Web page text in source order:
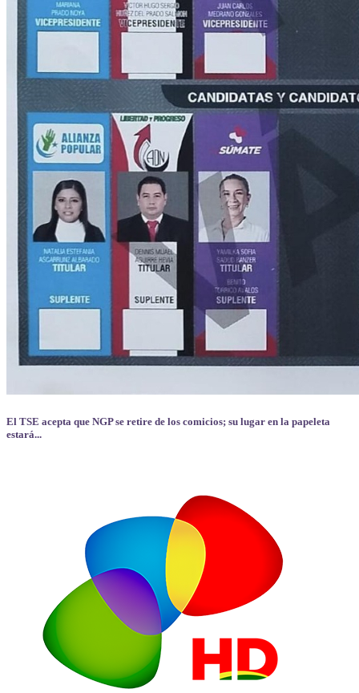
El TSE acepta que NGP se retire de los comicios; su lugar en la papeleta
estará...